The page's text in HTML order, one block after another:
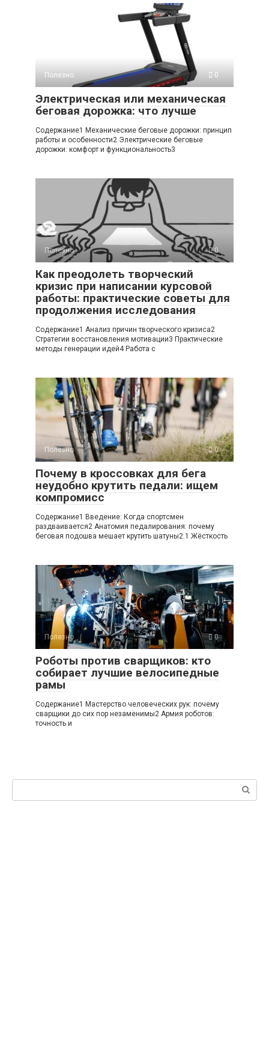
Полезно 0
Электрическая или механическая
беговая дорожка: что лучше
Содержание1 Механические беговые дорожки: принцип
работы и особенности2 Электрические беговые
дорожки: комфорт и функциональность3
Полезно 0
Как преодолеть творческий
кризис при написании курсовой
работы: практические советы для
продолжения исследования
Содержание1 Анализ причин творческого кризиса2
Стратегии восстановления мотивации3 Практические
методы генерации идей4 Работа с
Полезно 0
Почему в кроссовках для бега
неудобно крутить педали: ищем
компромисс
Содержание1 Введение: Когда спортсмен
раздваивается2 Анатомия педалирования: почему
беговая подошва мешает крутить шатуны2.1 Жёсткость
Полезно 0
Роботы против сварщиков: кто
собирает лучшие велосипедные
рамы
Содержание1 Мастерство человеческих рук: почему
сварщики до сих пор незаменимы2 Армия роботов:
точность и